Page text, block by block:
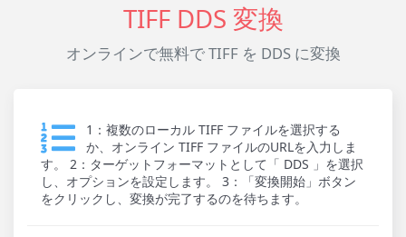
TIFF DDS 変換
オンラインで無料で TIFF を DDS に変換
1：複数のローカル TIFF ファイルを選択する
か、オンライン TIFF ファイルのURLを入力しま
す。 2：ターゲットフォーマットとして「 DDS 」を選択
し、オプションを設定します。 3：「変換開始」ボタン
をクリックし、変換が完了するのを待ちます。